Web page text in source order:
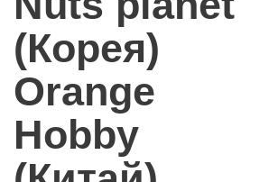
(Корея)
Orange
Hobby